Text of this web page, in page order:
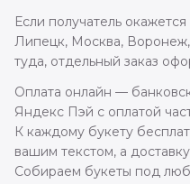
Если получатель
Липецк, Москва,
туда, отдельный заказ
Оплата онлайн —
Яндекс Пэй с оплатой
К каждому букету
вашим текстом, а
Собираем букеты под